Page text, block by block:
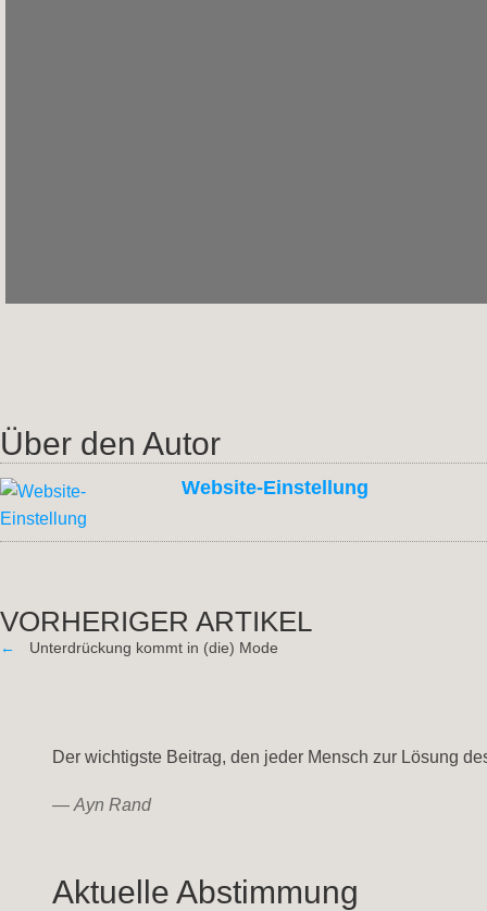
Über den Autor
Website-Einstellung
VORHERIGER ARTIKEL
← Unterdrückung kommt in (die) Mode
Der wichtigste Beitrag, den jeder Mensch zur Lösung
— Ayn Rand
Aktuelle Abstimmung